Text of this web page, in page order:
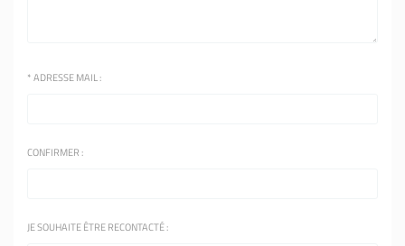
*ADRESSE MAIL :
CONFIRMER :
JE SOUHAITE ÊTRE RECONTACTÉ :